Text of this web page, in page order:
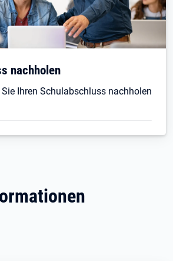
nachholen
Sie Ihren Schulabschluss nachholen